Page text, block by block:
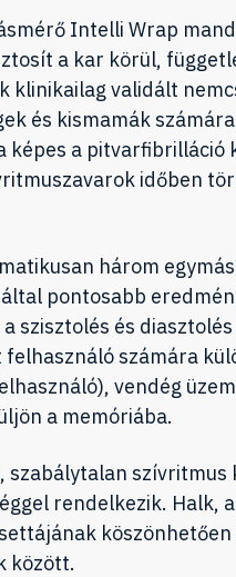
Intelli Wrap
a kar körül,
klinikailag validált
és kismamák számára
képes a pitvarfibrilláció
időben
három
pontosabb
szisztolés és
számára
vendég
a memóriába.
szabálytalan szívritmus
rendelkezik. Halk,
között.